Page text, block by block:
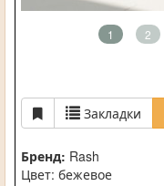
1 2
Закладки
Бренд: Rash
Цвет: бежевое